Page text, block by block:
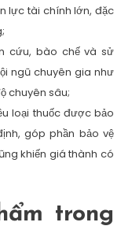
lực tài chính lớn, đặc
cứu, bào chế và sử
ngũ chuyên gia như
chuyên sâu;
loại thuốc được bảo
góp phần bảo vệ
khiến giá thành có
trong